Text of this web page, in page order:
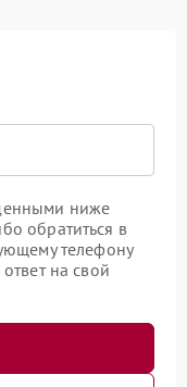
ниже
обратиться в
телефону
на свой